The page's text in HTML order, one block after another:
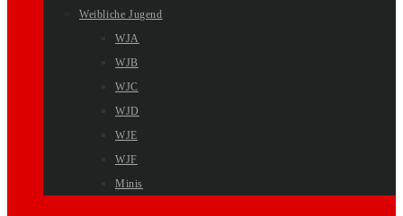
Weibliche Jugend
WJA
WJB
WJC
WJD
WJE
WJF
Minis